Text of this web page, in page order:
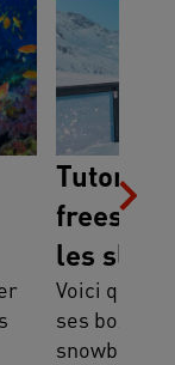
Tutoriel
freestyle
les
Voici
ses box et
snowboard.